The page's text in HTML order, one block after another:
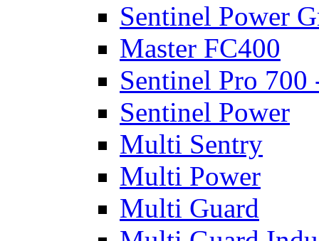
Sentinel Power
Master FC400
Sentinel Pro 700
Sentinel Power
Multi Sentry
Multi Power
Multi Guard